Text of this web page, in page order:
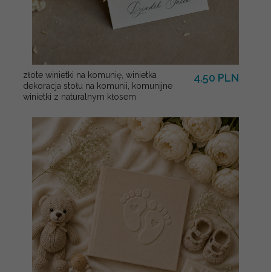
złote winietki na komunię, winietka
dekoracja stołu na komunii, komunijne
winietki z naturalnym kłosem
4.50 PLN